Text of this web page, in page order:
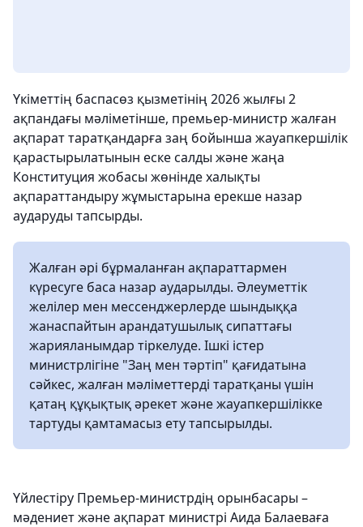
Үкіметтің баспасөз қызметінің 2026 жылғы 2
ақпандағы мәліметінше, премьер-министр жалған
ақпарат таратқандарға заң бойынша жауапкершілік
қарастырылатынын еске салды және жаңа
Конституция жобасы жөнінде халықты
ақпараттандыру жұмыстарына ерекше назар
аударуды тапсырды.
Жалған әрі бұрмаланған ақпараттармен
күресуге баса назар аударылды. Әлеуметтік
желілер мен мессенджерлерде шындыққа
жанаспайтын арандатушылық сипаттағы
жарияланымдар тіркелуде. Ішкі істер
министрлігіне "Заң мен тәртіп" қағидатына
сәйкес, жалған мәліметтерді таратқаны үшін
қатаң құқықтық әрекет және жауапкершілікке
тартуды қамтамасыз ету тапсырылды.
Үйлестіру Премьер-министрдің орынбасары –
мәдениет және ақпарат министрі Аида Балаеваға